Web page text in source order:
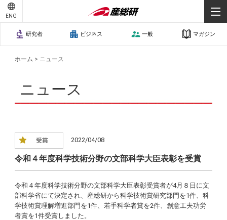
ENG
研究者 ビジネス 一般 マガジン
ホーム > ニュース
ニュース
2022/04/08
令和４年度科学技術分野の文部科学大臣表彰を受賞
令和４年度科学技術分野の文部科学大臣表彰受賞者が4月８日に文
部科学省にて決定され、産総研から科学技術賞研究部門を1件、科
学技術賞理解増進部門を1件、若手科学者賞を2件、創意工夫功労
者賞を1件受賞しました。